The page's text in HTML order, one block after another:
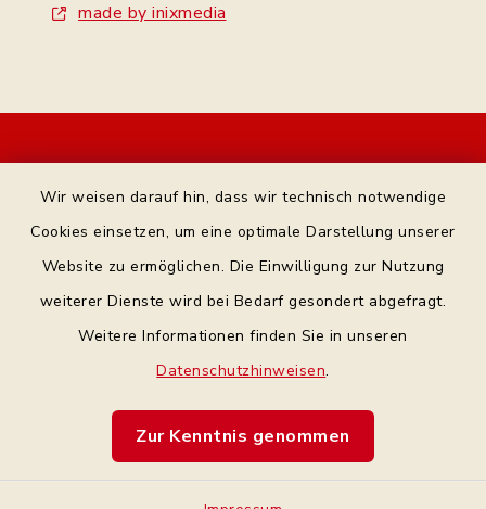
Wir weisen darauf hin, dass wir technisch notwendige
Cookies einsetzen, um eine optimale Darstellung unserer
Website zu ermöglichen. Die Einwilligung zur Nutzung
weiterer Dienste wird bei Bedarf gesondert abgefragt.
Weitere Informationen finden Sie in unseren
Datenschutzhinweisen.
Zur Kenntnis genommen
made by inixmedia
Bankverbindung
Barrierefreiheit
Impressum